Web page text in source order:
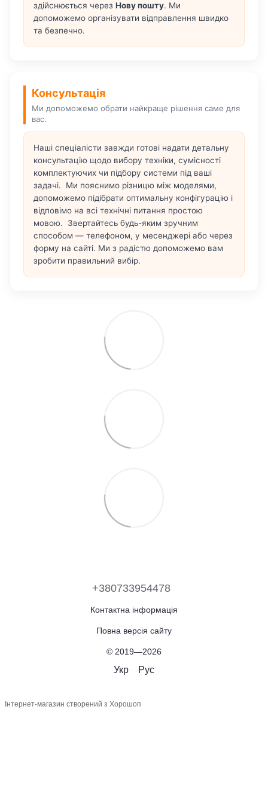
здійснюється через Нову пошту. Ми
допоможемо організувати відправлення швидко
та безпечно.
Консультація
Ми допоможемо обрати найкраще рішення саме для
вас.
Наші спеціалісти завжди готові надати детальну
консультацію щодо вибору техніки, сумісності
комплектуючих чи підбору системи під ваші
задачі. Ми пояснимо різницю між моделями,
допоможемо підібрати оптимальну конфігурацію і
відповімо на всі технічні питання простою
мовою. Звертайтесь будь-яким зручним
способом — телефоном, у месенджері або через
форму на сайті. Ми з радістю допоможемо вам
зробити правильний вибір.
+380733954478
Контактна інформація
Повна версія сайту
© 2019—2026
Укр Рус
Інтернет-магазин створений з Хорошоп